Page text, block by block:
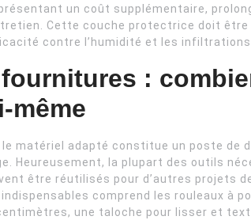
un coût supplémentaire,
Cette couche protectrice doit être
contre l’humidité et les infiltrations
:
même
le matériel adapté constitue un poste de
Heureusement, la plupart des outils
être réutilisés pour d’autres projets
comprend les rouleaux à
une taloche pour lisser et